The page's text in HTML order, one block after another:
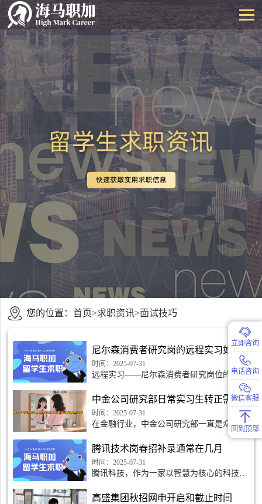
您的位置： 首页>求职资讯>面试技巧
尼尔森消费者研究岗的远程实习如何申请
时间：2025-07-31
远程实习——尼尔森消费者研究岗位的机会
环。而尼尔森作为全球领先的市场研究公
司，其消费者研究岗位
中金公司研究部日常实习生转正需要满足哪些条件？
时间：2025-07-31
在金融行业，中金公司研究部一直是众多学
子心驰神往的地方。对于在这里实习的同学
而言，转正无疑是期待的目标。然而，中金
公司研究部对人才要求极高，日常实习生若
想成功转正，需要
腾讯技术岗春招补录通常在几月
时间：2025-07-31
腾讯科技，作为一家以智慧为核心的科技公
的产品和服务。每年春季，腾讯都会开展针
对技术岗位的春季招聘活动，吸引了众多优
高盛集团秋招网申开启和截止时间
立即咨询
电话咨询
微信客服
回到顶部